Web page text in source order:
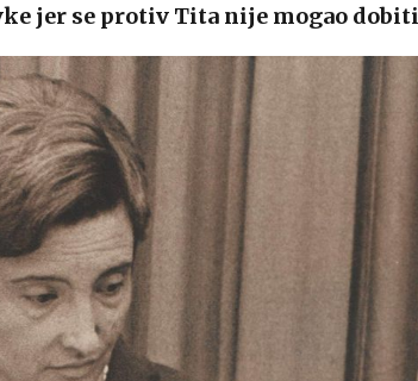
jer se protiv Tita nije mogao